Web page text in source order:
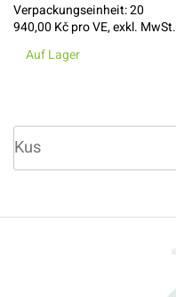
Verpackungseinheit:20
940,00 Kč pro VE, exkl. MwSt.
Auf Lager